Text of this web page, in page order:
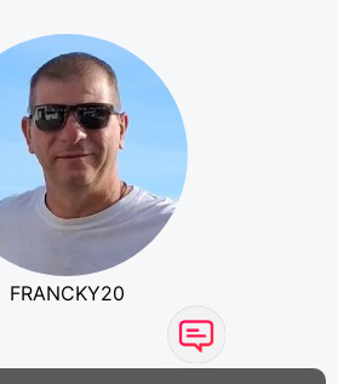
FRANCKY20